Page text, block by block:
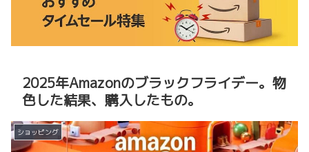
2025年Amazonのブラックフライデー。物
色した結果、購入したもの。
ショッピング